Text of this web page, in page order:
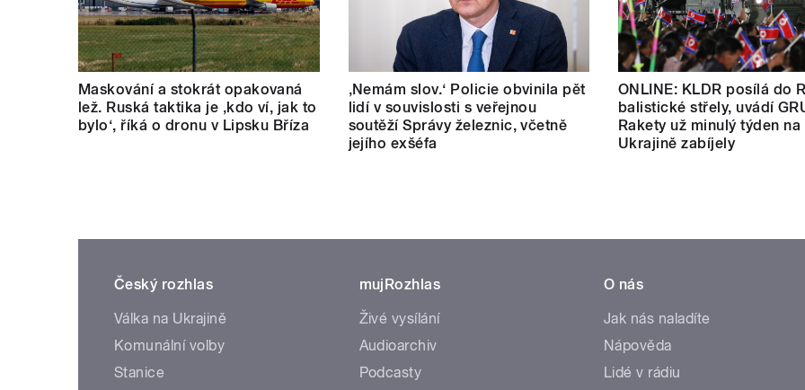
Maskování a stokrát opakovaná
lež. Ruská taktika je ‚kdo ví, jak to
bylo‘, říká o dronu v Lipsku Bříza
‚Nemám slov.‘ Policie obvinila pět
lidí v souvislosti s veřejnou
soutěží Správy železnic, včetně
jejího exšéfa
ONLINE: KLDR posílá do
balistické střely, uvádí
Rakety už minulý týden na
Ukrajině zabíjely
Český rozhlas
Válka na Ukrajině
Komunální volby
Stanice
mujRozhlas
Živé vysílání
Audioarchiv
Podcasty
O nás
Jak nás naladíte
Nápověda
Lidé v rádiu